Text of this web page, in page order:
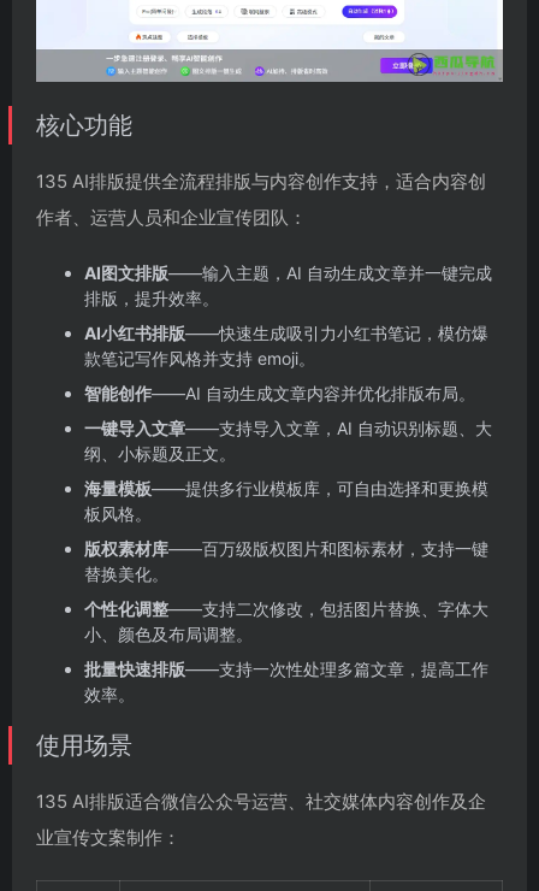
核心功能
135 AI排版提供全流程排版与内容创作支持，适合内容创
作者、运营人员和企业宣传团队：
AI图文排版——输入主题，AI 自动生成文章并一键完成
排版，提升效率。
AI小红书排版——快速生成吸引力小红书笔记，模仿爆
款笔记写作风格并支持 emoji。
智能创作——AI 自动生成文章内容并优化排版布局。
一键导入文章——支持导入文章，AI 自动识别标题、大
纲、小标题及正文。
海量模板——提供多行业模板库，可自由选择和更换模
板风格。
版权素材库——百万级版权图片和图标素材，支持一键
替换美化。
个性化调整——支持二次修改，包括图片替换、字体大
小、颜色及布局调整。
批量快速排版——支持一次性处理多篇文章，提高工作
效率。
使用场景
135 AI排版适合微信公众号运营、社交媒体内容创作及企
业宣传文案制作：